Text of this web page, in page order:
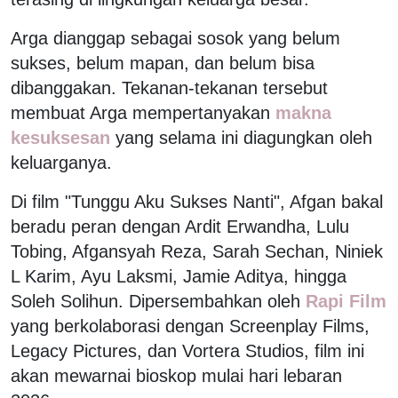
Arga dianggap sebagai sosok yang belum
sukses, belum mapan, dan belum bisa
dibanggakan. Tekanan-tekanan tersebut
membuat Arga mempertanyakan makna
kesuksesan yang selama ini diagungkan oleh
keluarganya.
Di film "Tunggu Aku Sukses Nanti", Afgan bakal
beradu peran dengan Ardit Erwandha, Lulu
Tobing, Afgansyah Reza, Sarah Sechan, Niniek
L Karim, Ayu Laksmi, Jamie Aditya, hingga
Soleh Solihun. Dipersembahkan oleh Rapi Film
yang berkolaborasi dengan Screenplay Films,
Legacy Pictures, dan Vortera Studios, film ini
akan mewarnai bioskop mulai hari lebaran